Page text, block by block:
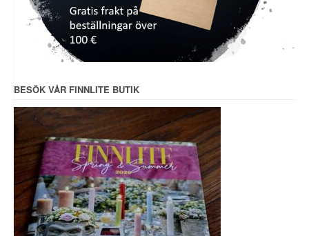
BESÖK VÅR FINNLITE BUTIK